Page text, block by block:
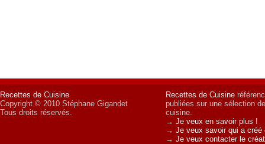
Recettes de Cuisine
Copyright © 2010 Stéphane Gigandet
Tous droits réservés.
Recettes de Cuisine
publiées sur une sélection
cuisine.
→ Je veux en savoir plus !
→ Je veux savoir qui a créé
→ Je veux contacter le